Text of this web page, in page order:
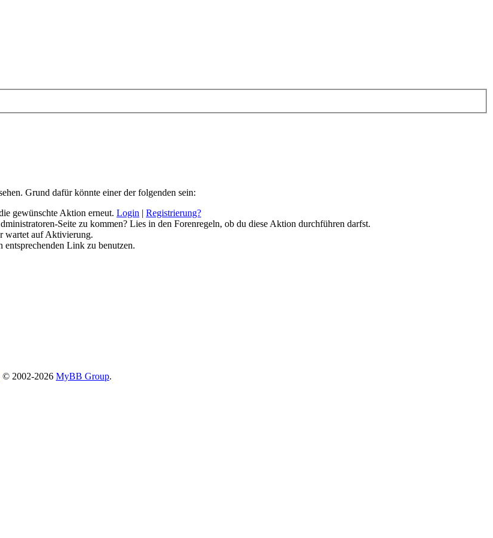
Grund dafür könnte einer der folgenden sein:
gewünschte Aktion erneut. Login | Registrierung?
Seite zu kommen? Lies in den Forenregeln, ob du diese Aktion durchführen darfst.
wartet auf Aktivierung.
entsprechenden Link zu benutzen.
© 2002-2026 MyBB Group.